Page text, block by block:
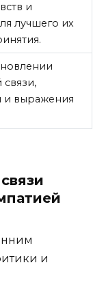
и
лучшего их
и выражения
и